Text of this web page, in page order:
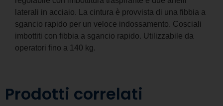
laterali in acciaio. La cintura è provvista di una fibbia a
sgancio rapido per un veloce indossamento. Cosciali
imbottiti con fibbia a sgancio rapido. Utilizzabile da
operatori fino a 140 kg.
Prodotti correlati